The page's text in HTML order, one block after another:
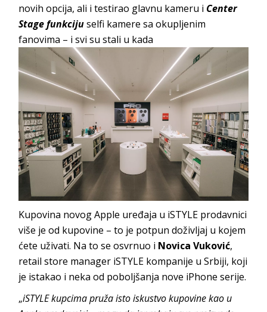
novih opcija, ali i testirao glavnu kameru i Center
Stage funkcijuselfi kamere sa okupljenim
fanovima – i svi su stali u kada
Kupovina novog Apple uređaja u iSTYLE prodavnici
više je od kupovine – to je potpun doživljaj u kojem
ćete uživati. Na to se osvrnuo i Novica Vuković,
retail store manager iSTYLE kompanije u Srbiji, koji
je istakao i neka od poboljšanja nove iPhone serije.
„iSTYLE kupcima pruža isto iskustvo kupovine kao u